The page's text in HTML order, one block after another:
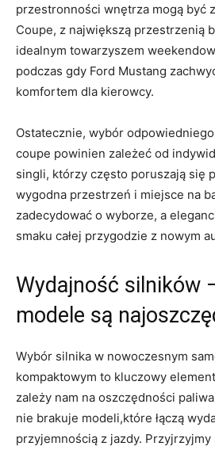
przestronności wnętrza mogą być
Coupe, z ⁢największą przestrzenią‍
idealnym towarzyszem
podczas gdy Ford‌ Mustang
komfortem⁤ dla kierowcy.
Ostatecznie, wybór
coupe powinien zależeć ‌od
singli, którzy często poruszają się
wygodna przestrzeń i miejsce na
zadecydować ⁤o wyborze, a
smaku całej przygodzie z ⁢nowym
Wydajność silników
⁤modele są
Wybór silnika w nowoczesnym
kompaktowym to kluczowy
zależy nam na oszczędności
nie brakuje modeli,które łączą
przyjemnością z jazdy. Przyjrzyjmy